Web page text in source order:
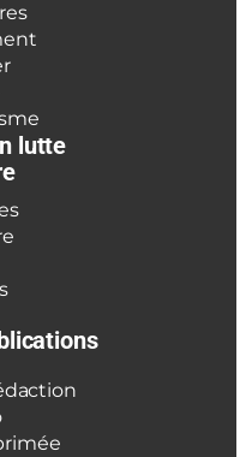
lutte